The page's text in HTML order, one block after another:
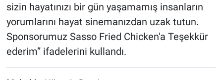
sizin hayatınızı bir gün yaşamamış insanların
yorumlarını hayat sinemanızdan uzak tutun.
Sponsorumuz Sasso Fried Chicken'a Teşekkür
ederim” ifadelerini kullandı.